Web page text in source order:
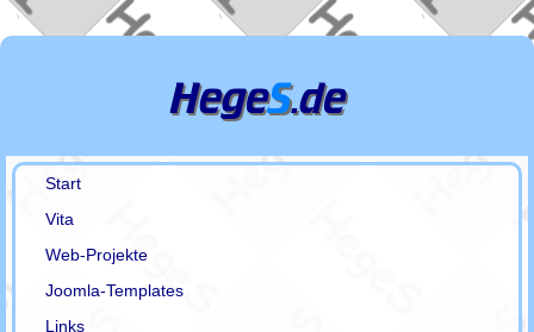
Start
Vita
Web-Projekte
Joomla-Templates
Links